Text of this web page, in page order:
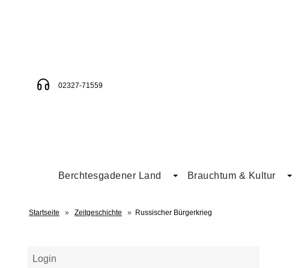
02327-71559
Berchtesgadener Land Brauchtum & Kultur
Startseite » Zeitgeschichte » Russischer Bürgerkrieg
Login